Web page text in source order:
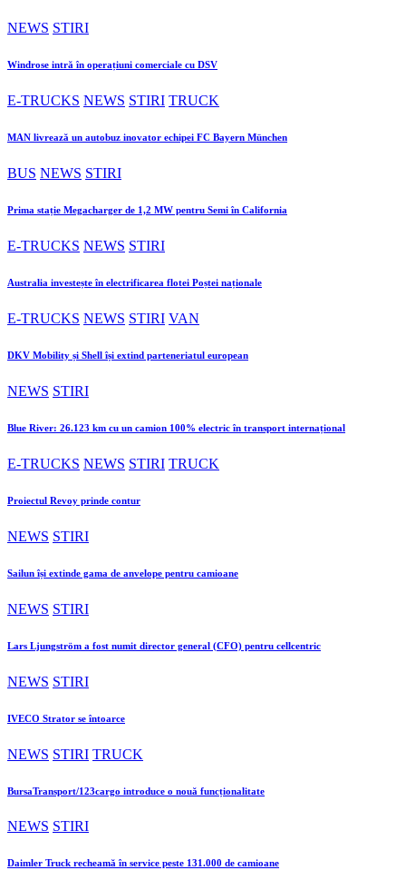
NEWS STIRI
Windrose intră în operațiuni comerciale cu DSV
E-TRUCKS NEWS STIRI TRUCK
MAN livrează un autobuz inovator echipei FC Bayern München
BUS NEWS STIRI
Prima stație Megacharger de 1,2 MW pentru Semi în California
E-TRUCKS NEWS STIRI
Australia investește în electrificarea flotei Poștei naționale
E-TRUCKS NEWS STIRI VAN
DKV Mobility și Shell își extind parteneriatul european
NEWS STIRI
Blue River: 26.123 km cu un camion 100% electric în transport internațional
E-TRUCKS NEWS STIRI TRUCK
Proiectul Revoy prinde contur
NEWS STIRI
Sailun își extinde gama de anvelope pentru camioane
NEWS STIRI
Lars Ljungström a fost numit director general (CFO) pentru cellcentric
NEWS STIRI
IVECO Strator se întoarce
NEWS STIRI TRUCK
BursaTransport/123cargo introduce o nouă funcționalitate
NEWS STIRI
Daimler Truck recheamă în service peste 131.000 de camioane